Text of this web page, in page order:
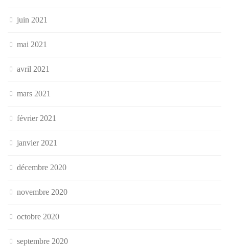
juin 2021
mai 2021
avril 2021
mars 2021
février 2021
janvier 2021
décembre 2020
novembre 2020
octobre 2020
septembre 2020